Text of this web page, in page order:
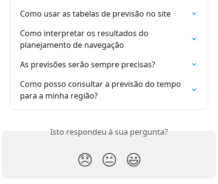
Como usar as tabelas de previsão no site
Como interpretar os resultados do
planejamento de navegação
As previsões serão sempre precisas?
Como posso consultar a previsão do tempo
para a minha região?
Isto respondeu à sua pergunta?
😞 😐 😃